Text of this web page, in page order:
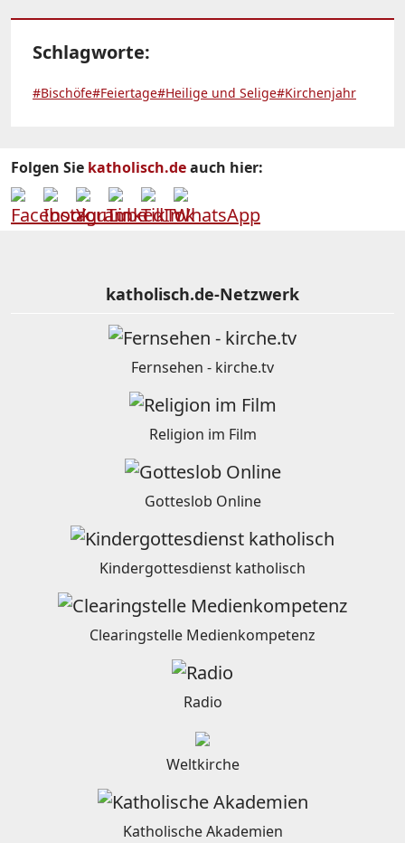
Schlagworte:
#Bischöfe#Feiertage#Heilige und Selige#Kirchenjahr
Folgen Sie katholisch.deauch hier:
katholisch.de-Netzwerk
Fernsehen - kirche.tv
Religion im Film
Gotteslob Online
Kindergottesdienst katholisch
Clearingstelle Medienkompetenz
Radio
Weltkirche
Katholische Akademien